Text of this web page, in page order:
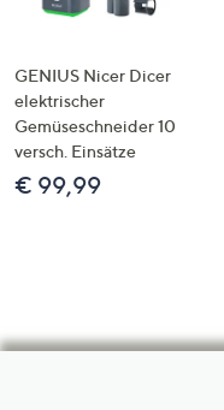
GENIUS Nicer Dicer
elektrischer
Gemüseschneider 10
versch. Einsätze
€ 99,99